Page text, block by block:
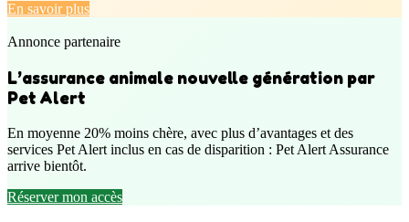
En savoir plus
Annonce partenaire
L’assurance animale nouvelle génération par
Pet Alert
En moyenne 20% moins chère, avec plus d’avantages et des
services Pet Alert inclus en cas de disparition : Pet Alert Assurance
arrive bientôt.
Réserver mon accès